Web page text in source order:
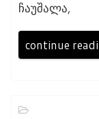
ჩაუშალა,
continue